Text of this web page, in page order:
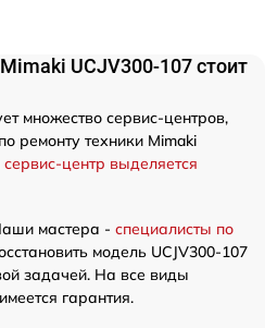
UCJV300-107 стоит
множество сервис-центров,
ремонту техники Mimaki
центр выделяется
мастера - специалисты по
модель UCJV300-107
задачей. На все виды
гарантия.